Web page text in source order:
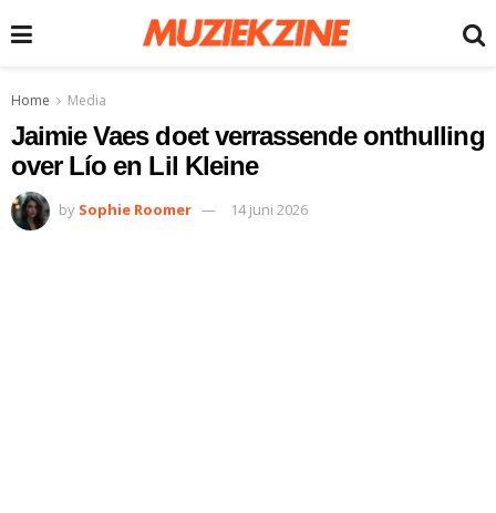
Home Media
Jaimie Vaes doet verrassende onthulling
over Lío en Lil Kleine
by Sophie Roomer 14 juni 2026